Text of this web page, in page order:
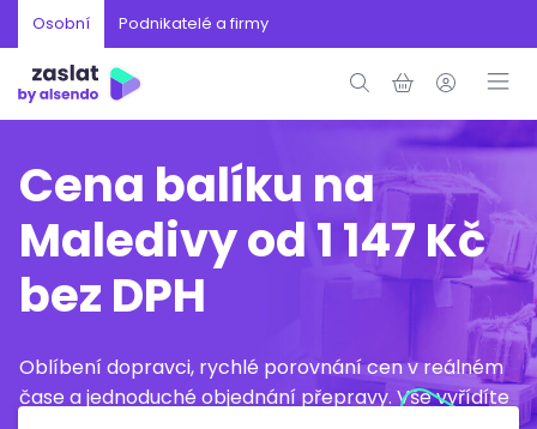
Osobní Podnikatelé a firmy
Cena balíku na
Maledivy od 1 147 Kč
bez DPH
Oblíbení dopravci, rychlé porovnání cen v reálném
čase a jednoduché objednání přepravy. Vše vyřídíte